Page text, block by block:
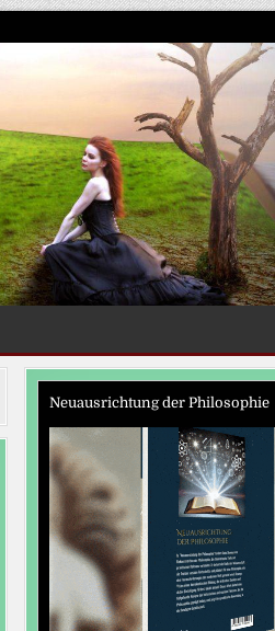
Neuausrichtung der Philosophie